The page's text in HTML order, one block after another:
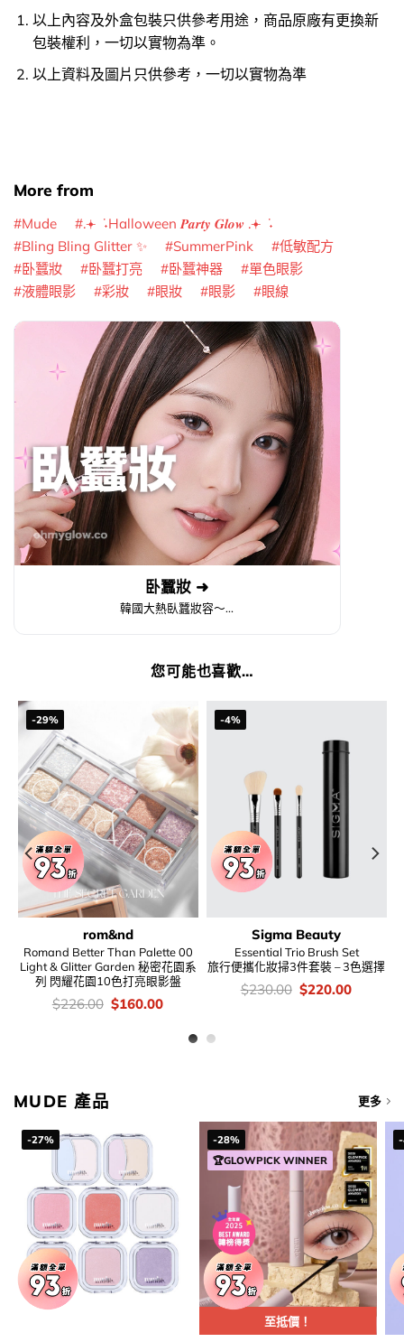
以上內容及外盒包裝只供參考用途，商品原廠有更換新
包裝權利，一切以實物為準。
以上資料及圖片只供參考，一切以實物為準
More from
Mude
.𖥔 ݁ ˖Halloween 𝑷𝒂𝒓𝒕𝒚 𝑮𝒍𝒐𝒘 .𖥔 ݁ ˖
Bling Bling Glitter ✨
SummerPink
低敏配方
卧蠶妝
卧蠶打亮 卧蠶神器
單色眼影
液體眼影
彩妝 眼妝 眼影 眼線
卧蠶妝 ➜
韓國大熱臥蠶妝容～...
您可能也喜歡…
-29%
rom&nd
Romand Better Than Palette 00
Light & Glitter Garden 秘密花園系
列 閃耀花園10色打亮眼影盤
價
錢：
$226.00 Original
price
$160.00Current
$160.00.
-4%
Sigma Beauty
Essential Trio Brush Set
旅行便攜化妝掃3件套裝 – 3色選擇
價
錢：
$230.00 Original
price
$220.00Current
MUDE 產品 更多
-27%
-28%
🏆GLOWPICK WINNER
至抵價！